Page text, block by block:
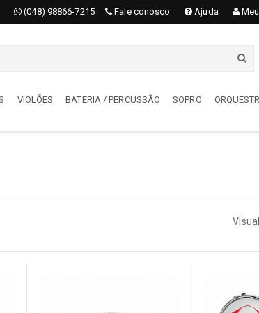
(048) 98866-7215 Fale conosco Ajuda
VIOLÕES BATERIA / PERCUSSÃO SOPRO
/ PERCUSSÃO
Capas / Cases
Pedais / Pedaleiras